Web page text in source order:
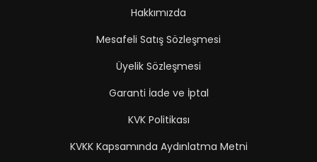
Hakkımızda
Mesafeli Satış Sözleşmesi
Üyelik Sözleşmesi
Garanti İade ve İptal
KVK Politikası
KVKK Kapsamında Aydınlatma Metni